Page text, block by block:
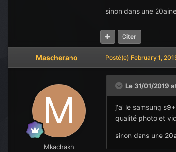
sinon dans une
Citer
Mascherano
Mkachakh
Posté(e) February 1,
Le 31/01/2019
j'ai le samsung
qualité photo et
sinon dans une